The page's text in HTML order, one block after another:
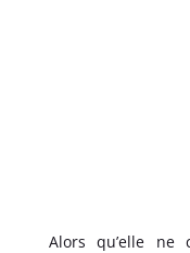
Alors qu’elle ne